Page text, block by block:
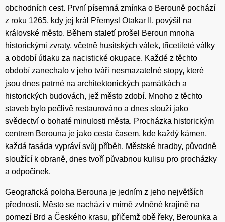
obchodních cest. První písemná zmínka o Berouně pochází
z roku 1265, kdy jej král Přemysl Otakar II. povýšil na
královské město. Během staletí prošel Beroun mnoha
historickými zvraty, včetně husitských válek, třicetileté války
a období útlaku za nacistické okupace. Každé z těchto
období zanechalo v jeho tváři nesmazatelné stopy, které
jsou dnes patrné na architektonických památkách a
historických budovách, jež město zdobí. Mnoho z těchto
staveb bylo pečlivě restaurováno a dnes slouží jako
svědectví o bohaté minulosti města. Procházka historickým
centrem Berouna je jako cesta časem, kde každý kámen,
každá fasáda vypráví svůj příběh. Městské hradby, původně
sloužící k obraně, dnes tvoří půvabnou kulisu pro procházky
a odpočinek.
Geografická poloha Berouna je jedním z jeho největších
předností. Město se nachází v mírně zvlněné krajině na
pomezí Brd a Českého krasu, přičemž obě řeky, Berounka a